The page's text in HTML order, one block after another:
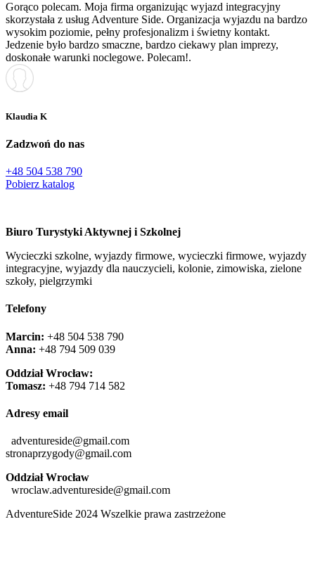
Gorąco polecam. Moja firma organizując wyjazd integracyjny
skorzystała z usług Adventure Side. Organizacja wyjazdu na bardzo
wysokim poziomie, pełny profesjonalizm i świetny kontakt.
Jedzenie było bardzo smaczne, bardzo ciekawy plan imprezy,
doskonałe warunki noclegowe. Polecam!.
Klaudia K
Zadzwoń do nas
+48 504 538 790
Pobierz katalog
Biuro Turystyki Aktywnej i Szkolnej
Wycieczki szkolne, wyjazdy firmowe, wycieczki firmowe, wyjazdy
integracyjne, wyjazdy dla nauczycieli, kolonie, zimowiska, zielone
szkoły, pielgrzymki
Telefony
Marcin: +48 504 538 790
Anna: +48 ‭794 509 039‬
Oddział Wrocław:
Tomasz: +48 794 714 582
Adresy email
adventureside@gmail.com
stronaprzygody@gmail.com
Oddział Wrocław
wroclaw.adventureside@gmail.com
AdventureSide 2024 Wszelkie prawa zastrzeżone